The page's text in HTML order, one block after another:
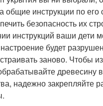
общие инструкции по его
безопасность их
инструкций ваши дети
будет
заново. Чтобы
древесину
надежно закрепляйте